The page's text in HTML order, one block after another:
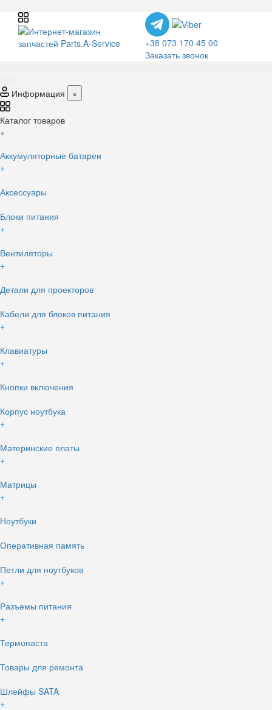
+38 073 170 45 00
Заказать звонок
Информация ×
Каталог товаров
×
Аккумуляторные батареи
+
Аксессуары
Блоки питания
+
Вентиляторы
+
Детали для проекторов
Кабели для блоков питания
+
Клавиатуры
+
Кнопки включения
Корпус ноутбука
+
Материнские платы
+
Матрицы
+
Ноутбуки
Оперативная память
Петли для ноутбуков
+
Разъемы питания
+
Термопаста
Товары для ремонта
Шлейфы SATA
+